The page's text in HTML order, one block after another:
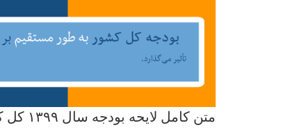
متن کامل لایحه بودجه سال ۱۳۹۹ کل کشور